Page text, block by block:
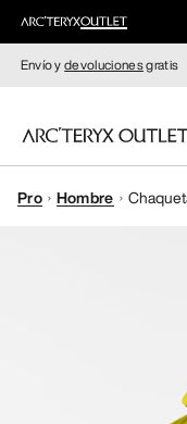
Envío ydevolucionesgratis
MUJERE
Pro Hombre